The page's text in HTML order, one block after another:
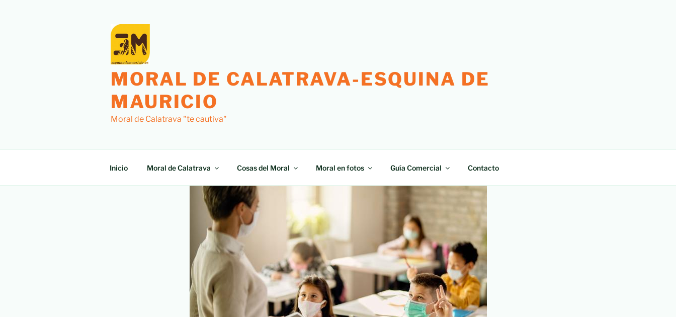
MORAL DE CALATRAVA-ESQUINA DE
MAURICIO
Moral de Calatrava "te cautiva"
Inicio Moral de Calatrava Cosas del Moral Moral en fotos Guía Comercial Contacto